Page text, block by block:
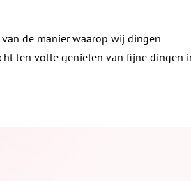
de manier waarop wij dingen
ten volle genieten van fijne dingen